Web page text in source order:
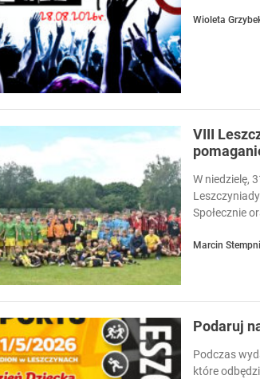
Wioleta
VIII
W niedzielę,
Społecznie
Marcin
Podaruj
Podczas
które